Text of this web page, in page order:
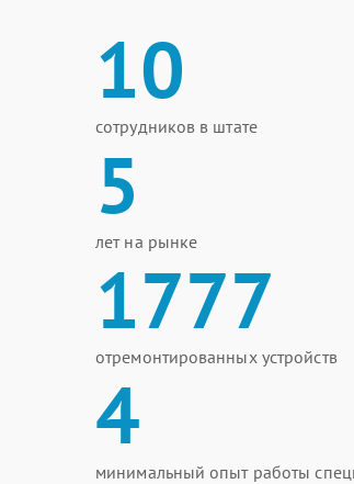
10
сотрудников в штате
5
лет на рынке
1777
отремонтированных устройств
4
минимальный опыт работы